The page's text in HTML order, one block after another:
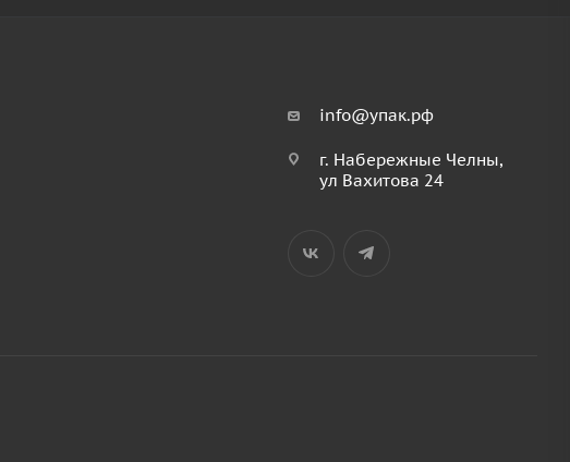
info@упак.рф
г. Набережные Челны,
ул Вахитова 24